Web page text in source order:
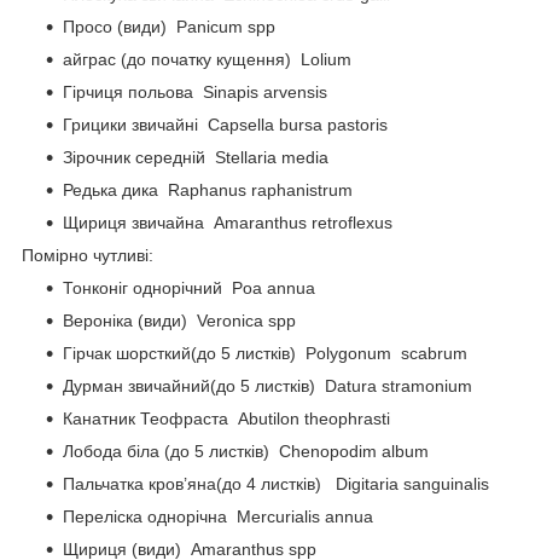
Просо (види) Panicum spp
айграс (до початку кущення) Lolium
Гірчиця польова Sinapis arvensis
Грицики звичайні Capsella bursa pastoris
Зірочник середній Stellaria media
Редька дика Raphanus raphanistrum
Щириця звичайна Amaranthus retroflexus
Помірно чутливі:
Тонконіг однорічний Poa annua
Вероніка (види) Veronica spp
Гірчак шорсткий(до 5 листків) Polygonum scabrum
Дурман звичайний(до 5 листків) Datura stramonium
Канатник Теофраста Abutilon theophrasti
Лобода біла (до 5 листків) Chenopodim album
Пальчатка кров’яна(до 4 листків) Digitaria sanguinalis
Переліска однорічна Mercurialis annua
Щириця (види) Amaranthus spp